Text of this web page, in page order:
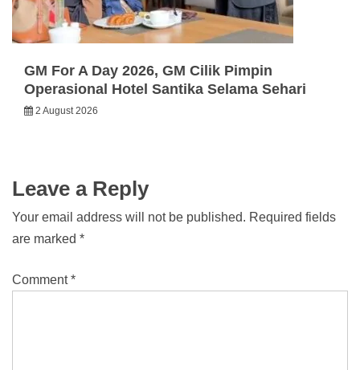
GM For A Day 2026, GM Cilik Pimpin
Operasional Hotel Santika Selama Sehari
2 August 2026
Leave a Reply
Your email address will not be published. Required fields
are marked *
Comment*